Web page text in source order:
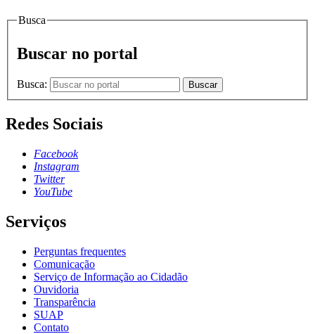
Busca
Buscar no portal
Busca: Buscar
Redes Sociais
Facebook
Instagram
Twitter
YouTube
Serviços
Perguntas frequentes
Comunicação
Serviço de Informação ao Cidadão
Ouvidoria
Transparência
SUAP
Contato